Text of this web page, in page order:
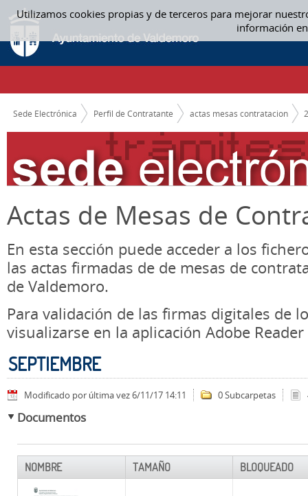
Utilizamos cookies propias y de terceros para mejorar
información
Saltar al contenido
SEPTIEMBRE - ACTAS MESAS CONTRATACION
CAMINO DE MIGAS
Sede Electrónica Perfil de Contratante actas mesas contratacion
Actas de Mesas de
En esta sección puede acceder a los
las actas firmadas de de mesas de
de Valdemoro.
Para validación de las firmas digitales de
visualizarse en la aplicación Adobe Reader
SEPTIEMBRE
Modificado por última vez 6/11/17 14:11 0 Subcarpetas
Documentos
NOMBRE TAMAÑO BLOQUEADO